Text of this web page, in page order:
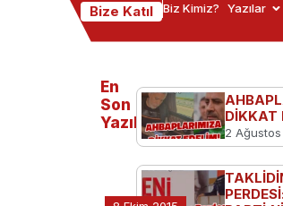
Bize Katıl Biz Kimiz? Yazılar
Ana Sayfa TGB'den
En
Son
Yazılanlar
DİKKAT
2